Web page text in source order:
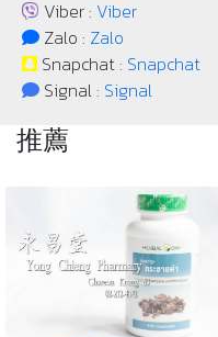
Viber : Viber
Zalo : Zalo
Snapchat : Snapchat
Signal : Signal
推薦